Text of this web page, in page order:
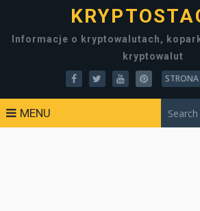
Informacje o kryptowalutach,
kryptowalut
MENU